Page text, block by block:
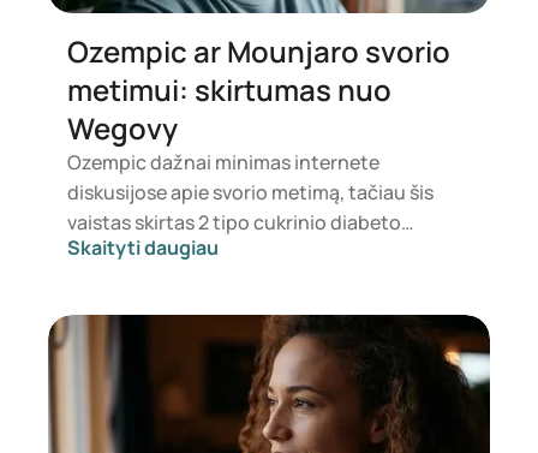
Ozempic ar Mounjaro svorio
metimui: skirtumas nuo
Wegovy
Ozempic dažnai minimas internete
diskusijose apie svorio metimą, tačiau šis
vaistas skirtas 2 tipo cukrinio diabeto
gydymui. Jei ieškote gydymo, skirto svorio
kaip Mounjaro ir Wegovy. Kuri gydymo
priemonė yra tinkamiausia, sprendžia
gydytojas, atsižvelgdamas į jūsų sveikatos
būklę, kūno masės indeksą (KMI) ir
vartojamus vaistus.
Skaityti daugiau